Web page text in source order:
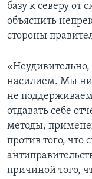
базу к северу
объяснить
стороны
«Неудивительно,
насилием. Мы ни
не
отдавать себе
методы,
против того,
причиной того,